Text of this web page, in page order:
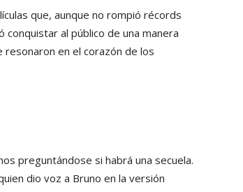
que, aunque no rompió récords
al público de una manera
resonaron en el corazón de los
preguntándose si habrá una secuela.
dio voz a Bruno en la versión